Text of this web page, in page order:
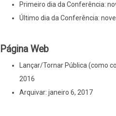
Primeiro dia da Conferência:
Último dia da Conferência:
Página Web
Lançar/Tornar Pública (como
2016
Arquivar: janeiro 6, 2017